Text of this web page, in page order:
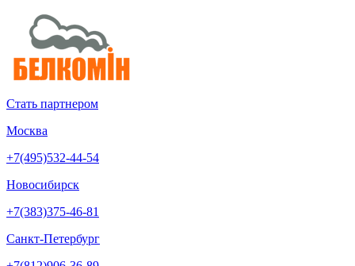
Стать партнером
Москва
+7(495)532-44-54
Новосибирск
+7(383)375-46-81
Санкт-Петербург